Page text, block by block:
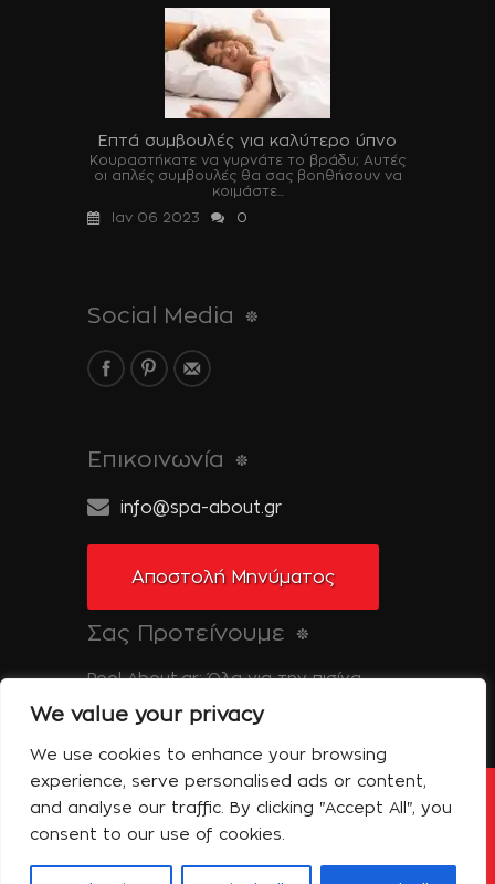
We value your privacy
We use cookies to enhance your browsing
experience, serve personalised ads or content,
and analyse our traffic. By clicking "Accept All", you
consent to our use of cookies.
Επτά συμβουλές για καλύτερο ύπνο
Κουραστήκατε να γυρνάτε το βράδυ; Αυτές
οι απλές συμβουλές θα σας βοηθήσουν να
κοιμάστε...
Ιαν 06 2023
0
Social Media
Επικοινωνία
info@spa-about.gr
Αποστολή Μηνύματος
Σας Προτείνουμε
Pool-About.gr: Όλα για την πισίνα
Tinos-About.gr: Ανακαλύψτε την Τήνο
Copyright © 2014 Spa About | All Rights
Reserved | Powered by Shell-iT
Η Εταιρεία – Spa About
Επικοινωνία